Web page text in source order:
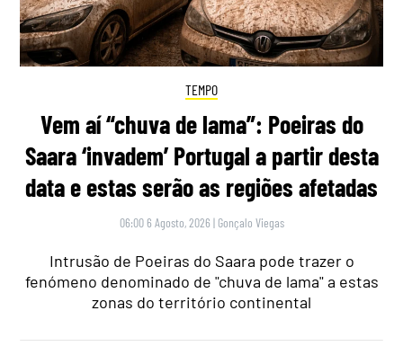
TEMPO
Vem aí “chuva de lama”: Poeiras do
Saara ‘invadem’ Portugal a partir desta
data e estas serão as regiões afetadas
06:00 6 Agosto, 2026 | Gonçalo Viegas
Intrusão de Poeiras do Saara pode trazer o
fenómeno denominado de "chuva de lama" a estas
zonas do território continental